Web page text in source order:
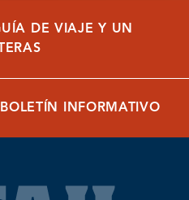
DE VIAJE Y UN
INFORMATIVO